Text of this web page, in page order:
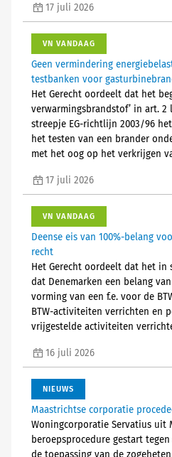
17 juli 2026
VN VANDAAG
Geen vermindering
testbanken voor
Het Gerecht oordeelt dat het
verwarmingsbrandstof’ in art.
streepje EG-richtlijn 2003/96
het testen van een brander
met het oog op het verkrijgen
17 juli 2026
VN VANDAAG
Deense eis van 100%-belang
recht
Het Gerecht oordeelt dat het
dat Denemarken een belang
vorming van een f.e. voor de
BTW-activiteiten verrichten en
vrijgestelde activiteiten
16 juli 2026
NIEUWS
Maastrichtse corporatie
Woningcorporatie Servatius uit
beroepsprocedure gestart